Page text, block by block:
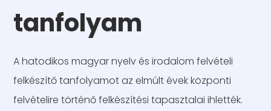
tanfolyam
A hatodikos magyar nyelv és irodalom felvételi
felkészítő tanfolyamot az elmúlt évek központi
felvételire történő felkészítési tapasztalai ihlették.